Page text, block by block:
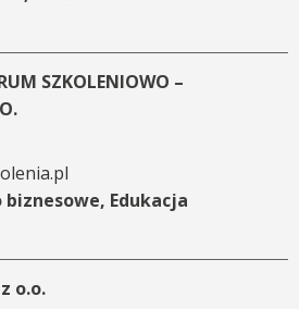
SZKOLENIOWO –
Edukacja
o.o.